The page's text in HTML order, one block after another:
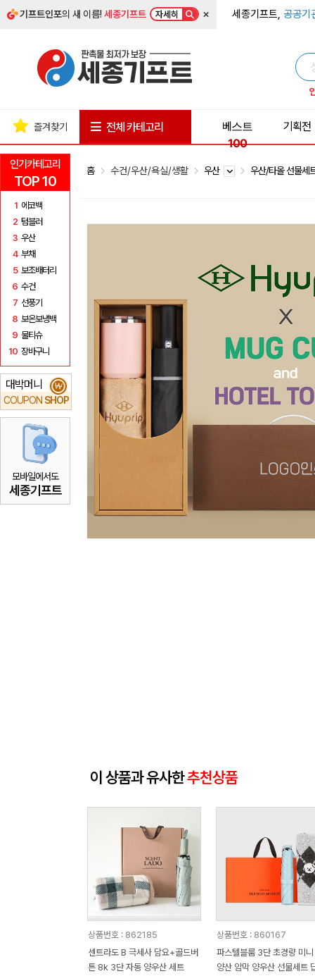
기프트인포의 새 이름!세종기프트 자세히 × 세종기프트, 공공기
인기카테고리
TOP 10
1 에코백
2 텀블러
3 우산
4 부채
5 보조배터리
6 수건
7 선풍기
8 보온보냉백
9 물티슈
10 장바구니
대박머니
COUPON SHOP
₩
모바일에서도
세종기프트
즐겨찾기 전체 카테고리
베스트
100
기획전
홈 수건/우산/욕실/생활 우산 우산/타올 선물세
이 상품과 유사한추천상품
상품번호 : 862185
센트라도 B 극세사 담요+골드버
튼 8k 3단 자동 양우산 세트
상품번호 : 860167
파스텔블룸 3단 초경량 미니
양산 암막 양우산 선물세트